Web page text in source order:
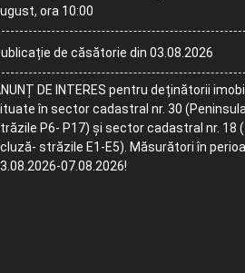
ora 10:00
de căsătorie din 03.08.2026
DE INTERES pentru deținătorii
în sector cadastral nr. 30
P6- P17) și sector cadastral nr. 18
străzile E1-E5). Măsurători în
07.08.2026!